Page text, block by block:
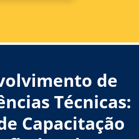
de
Técnicas:
Capacitação